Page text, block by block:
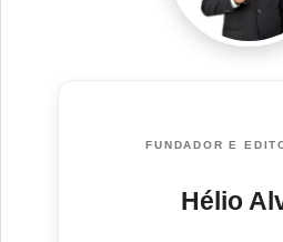
FUNDADOR E
Hélio